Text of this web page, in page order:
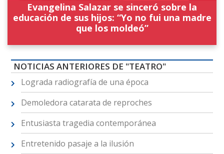
Evangelina Salazar se sinceró sobre la
educación de sus hijos: “Yo no fui una madre
que los moldeó”
NOTICIAS ANTERIORES DE "TEATRO"
Lograda radiografía de una época
Demoledora catarata de reproches
Entusiasta tragedia contemporánea
Entretenido pasaje a la ilusión